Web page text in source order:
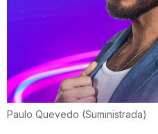
Paulo Quevedo (Suministrada)